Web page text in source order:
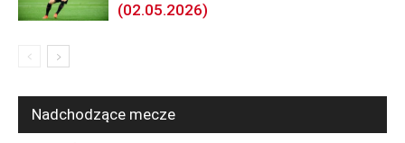
(02.05.2026)
Nadchodzące mecze